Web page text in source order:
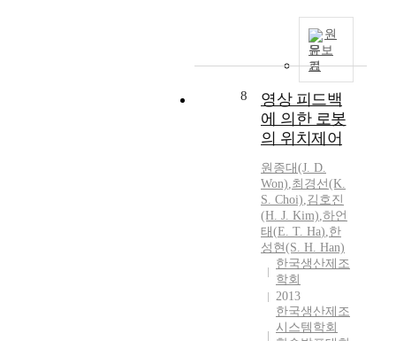
원
문보
기
8
영상 피드백
에 의한 로봇
의 위치제어
원종대(J. D.
Won),최경선(K.
S. Choi),김호진
(H. J. Kim),하언
태 (E. T. Ha),한
성현(S. H. Han)
한국생산제조
학회
2013
한국생산제조
시스템학회